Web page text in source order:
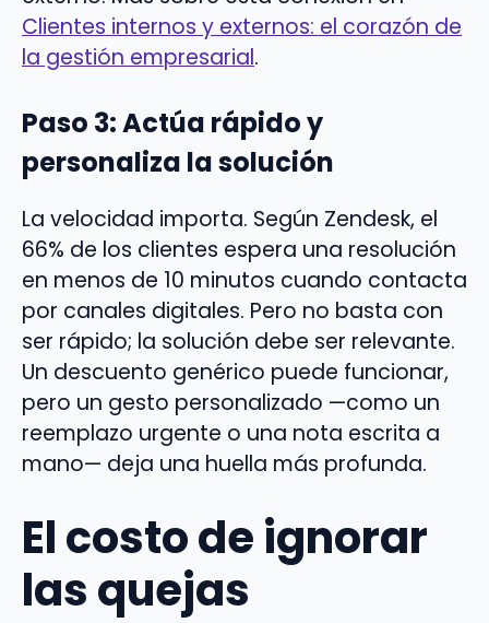
Clientes internos y externos: el corazón de
la gestión empresarial.
Paso 3: Actúa rápido y
personaliza la solución
La velocidad importa. Según Zendesk, el
66% de los clientes espera una resolución
en menos de 10 minutos cuando contacta
por canales digitales. Pero no basta con
ser rápido; la solución debe ser relevante.
Un descuento genérico puede funcionar,
pero un gesto personalizado —como un
reemplazo urgente o una nota escrita a
mano— deja una huella más profunda.
El costo de ignorar
las quejas